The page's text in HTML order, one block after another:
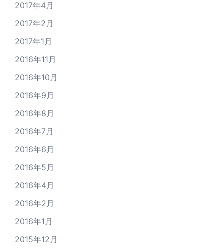
2017年4月
2017年2月
2017年1月
2016年11月
2016年10月
2016年9月
2016年8月
2016年7月
2016年6月
2016年5月
2016年4月
2016年2月
2016年1月
2015年12月